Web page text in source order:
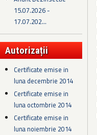
15.07.2026 -
17.07.202...
Autorizații
Certificate emise in
luna decembrie 2014
Certificate emise in
luna octombrie 2014
Certificate emise in
luna noiembrie 2014